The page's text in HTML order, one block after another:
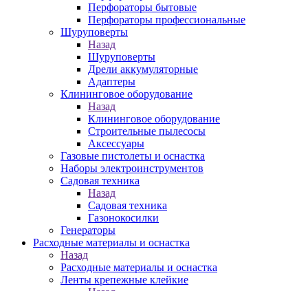
Перфораторы бытовые
Перфораторы профессиональные
Шуруповерты
Назад
Шуруповерты
Дрели аккумуляторные
Адаптеры
Клининговое оборудование
Назад
Клининговое оборудование
Строительные пылесосы
Аксессуары
Газовые пистолеты и оснастка
Наборы электроинструментов
Садовая техника
Назад
Садовая техника
Газонокосилки
Генераторы
Расходные материалы и оснастка
Назад
Расходные материалы и оснастка
Ленты крепежные клейкие